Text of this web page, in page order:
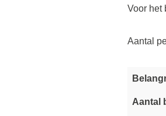
Voor het
Aantal
Aantal